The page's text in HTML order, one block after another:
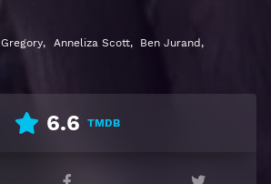
Gratis HD 1080p 720p | Idioma
, Anneliza Scott, Ben Jurand ,
6.6 TMDB